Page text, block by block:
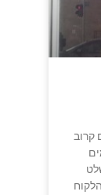
קרוב